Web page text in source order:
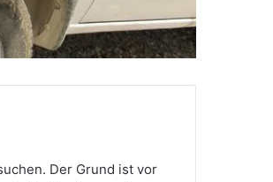
Der Grund ist vor